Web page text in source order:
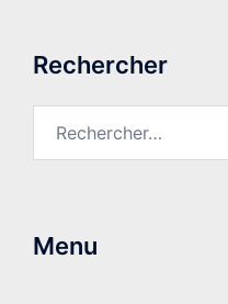
Rechercher
Menu